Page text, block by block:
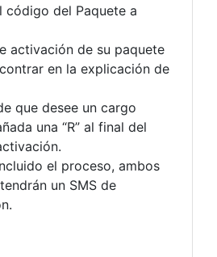
código del Paquete a
activación de su paquete
en la explicación de
que desee un cargo
una “R” al final del
el proceso, ambos
un SMS de